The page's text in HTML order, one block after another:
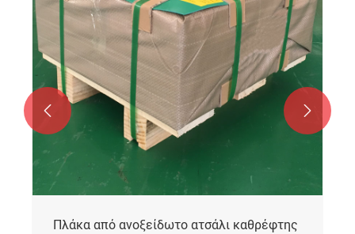
Πλάκα από ανοξείδωτο ατσάλι καθρέφτης
 